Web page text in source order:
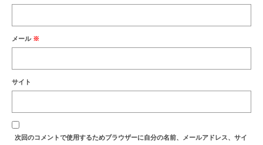
メール ※
サイト
次回のコメントで使用するためブラウザーに自分の名前、メールアドレス、サイ